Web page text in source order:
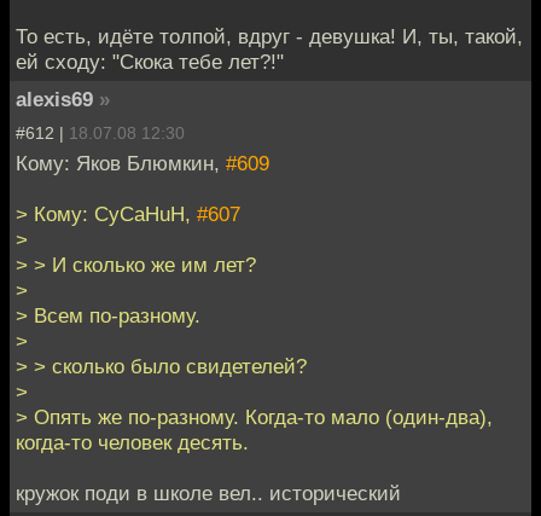
То есть, идёте толпой, вдруг - девушка! И, ты, такой,
ей сходу: "Скока тебе лет?!"
alexis69 »
#612 | 18.07.08 12:30
Кому: Яков Блюмкин, #609
> Кому: CyCaHuH, #607
>
> > И сколько же им лет?
>
> Всем по-разному.
>
> > сколько было свидетелей?
>
> Опять же по-разному. Когда-то мало (один-два),
когда-то человек десять.
кружок поди в школе вел.. исторический